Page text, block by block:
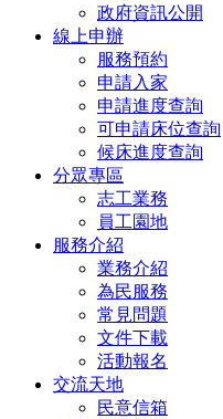
政府資訊公開
線上申辦
服務預約
申請入家
申請進度查詢
可申請床位查詢
候床進度查詢
分眾專區
志工業務
員工園地
服務介紹
業務介紹
為民服務
常見問題
文件下載
活動報名
交流天地
民意信箱